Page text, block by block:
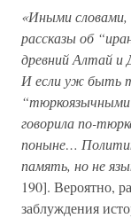
«Иными словами,
рассказы об
древний Алтай и
И если уж быть
говорила по-
поныне…
память, но не
190]. Вероятно,
заблуждения